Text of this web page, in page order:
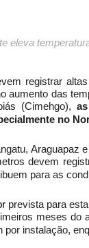
eleva
registrar
aumento das
(Cimehgo),
no
Araguapaz
devem
para as
prevista para
meses do
por instalação,